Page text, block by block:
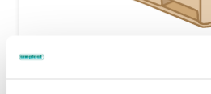
Serigrafía